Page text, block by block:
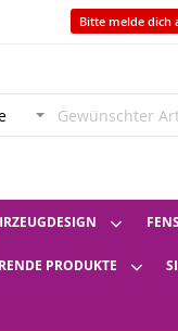
Bitte melde dich
PRODUKTE